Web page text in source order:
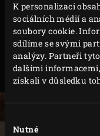
K personalizaci
sociálních médií a
soubory cookie.
sdílíme se svými
analýzy. Partneři
dalšími
získali v důsledku
souhlasu
Nutné
všechny
sůl a pepř.
nechte asi 5
omáčku
misky.